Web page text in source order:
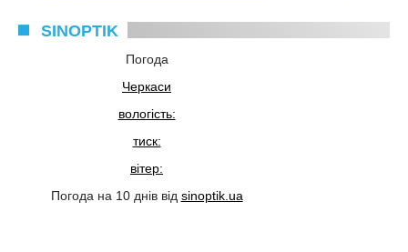
SINOPTIK
Погода
Черкаси
вологість:
тиск:
вітер:
Погода на 10 днів від sinoptik.ua